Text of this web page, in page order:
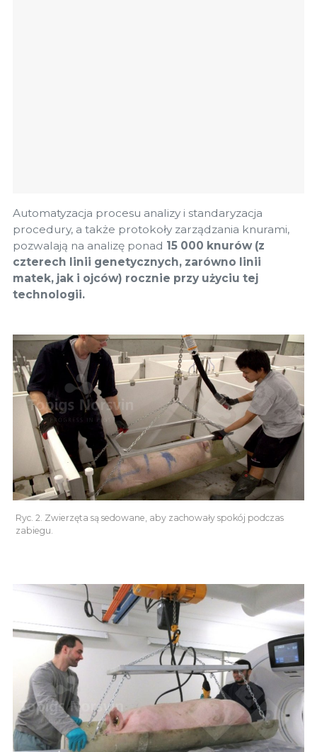
Automatyzacja procesu analizy i standaryzacja
procedury, a także protokoły zarządzania knurami,
pozwalają na analizę ponad 15 000 knurów (z
czterech linii genetycznych, zarówno linii
matek, jak i ojców) rocznie przy użyciu tej
technologii.
Ryc. 2. Zwierzęta są sedowane, aby zachowały spokój podczas
zabiegu.